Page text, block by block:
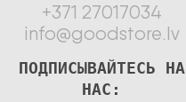
+371 27017034
info@goodstore.lv
ПОДПИСЫВАЙТЕСЬ НА
НАС: